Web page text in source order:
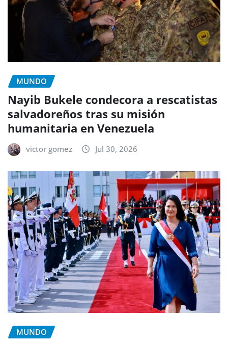
MUNDO
Nayib Bukele condecora a rescatistas
salvadoreños tras su misión
humanitaria en Venezuela
victor gomez Jul 30, 2026
MUNDO